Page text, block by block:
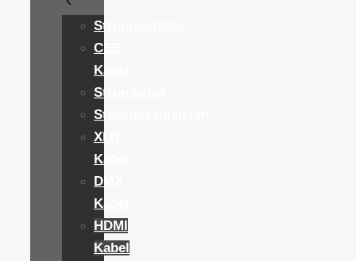
Stromverteiler
CEE
Kabel
Stromkabel
Steckdosenleisten
XLR
Kabel
DMX
Kabel
HDMI
Kabel